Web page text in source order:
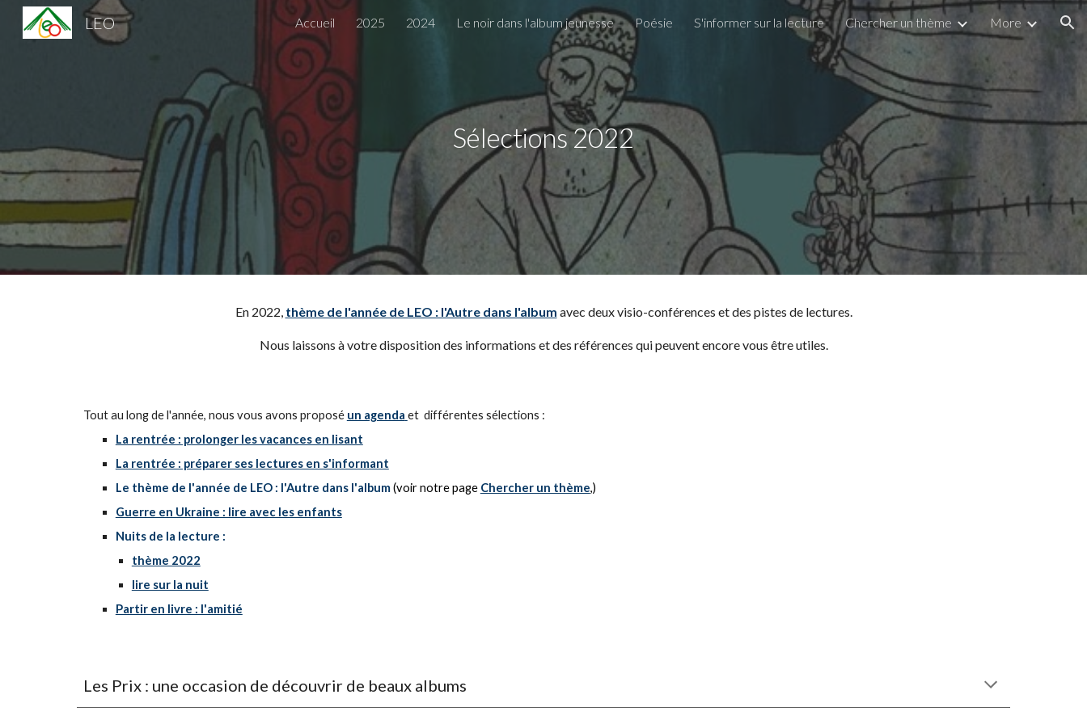
Skip to main content Skip to navigation
LEO Accueil 2025 2024 Le noir dans l'album jeunesse Poésie S'informer sur la lecture Chercher un thème More
Sélections 2022
En 2022, thème de l'année de LEO : l'Autre dans l'album avec deux visio-conférences etdes pistes de lectures.
Nous laissons à votre disposition des informations et des références qui peuvent encore vous être utiles.
Tout au long de l'année, nous vous avons proposé un agenda et différentes sélections :
La rentrée : prolonger les vacances en lisant
La rentrée : préparer ses lectures en s'informant
Le thème de l'année de LEO : l'Autre dans l'album(voir notre page Chercher un thème,)
Guerre en Ukraine : lire avec les enfants
Nuits de la lecture :
thème 2022
lire sur la nuit
Partir en livre : l'amitié
Les Prix : une occasion de découvrir de beaux albums